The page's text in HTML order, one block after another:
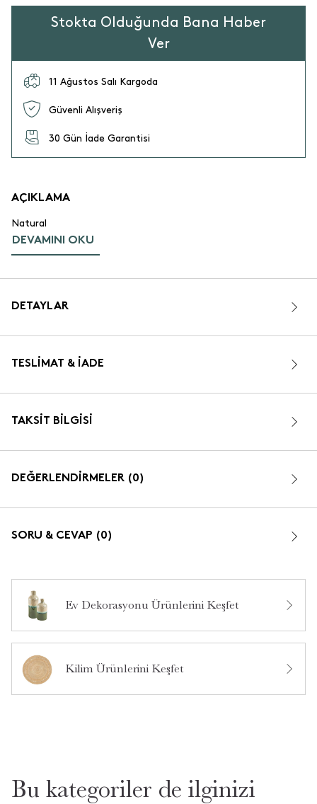
Stokta Olduğunda Bana Haber
Ver
11 Ağustos Salı Kargoda
Güvenli Alışveriş
30 Gün İade Garantisi
AÇIKLAMA
Natural
DEVAMINI OKU
DETAYLAR
TESLIMAT & İADE
TAKSIT BILGISI
DEĞERLENDİRMELER (0)
SORU & CEVAP (0)
Bu ürün hakkında daha önce hiç soru sorulmamış.
Ev Dekorasyonu Ürünlerini Keşfet
Kilim Ürünlerini Keşfet
Bu kategoriler de ilginizi